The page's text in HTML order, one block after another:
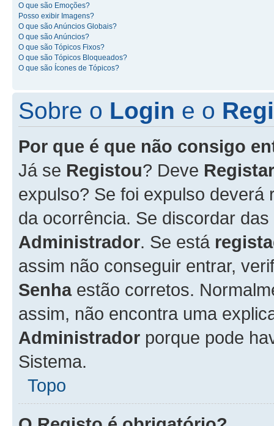
O que são Emoções?
Posso exibir Imagens?
O que são Anúncios Globais?
O que são Anúncios?
O que são Tópicos Fixos?
O que são Tópicos Bloqueados?
O que são Ícones de Tópicos?
Sobre o Login e o
Por que é que não consigo
Já se Registou? Deve
expulso? Se foi expulso
da ocorrência. Se discordar
Administrador. Se está
assim não conseguir entrar,
Senhaestão corretos.
assim, não encontra uma
Administrador porque pode
Sistema.
Topo